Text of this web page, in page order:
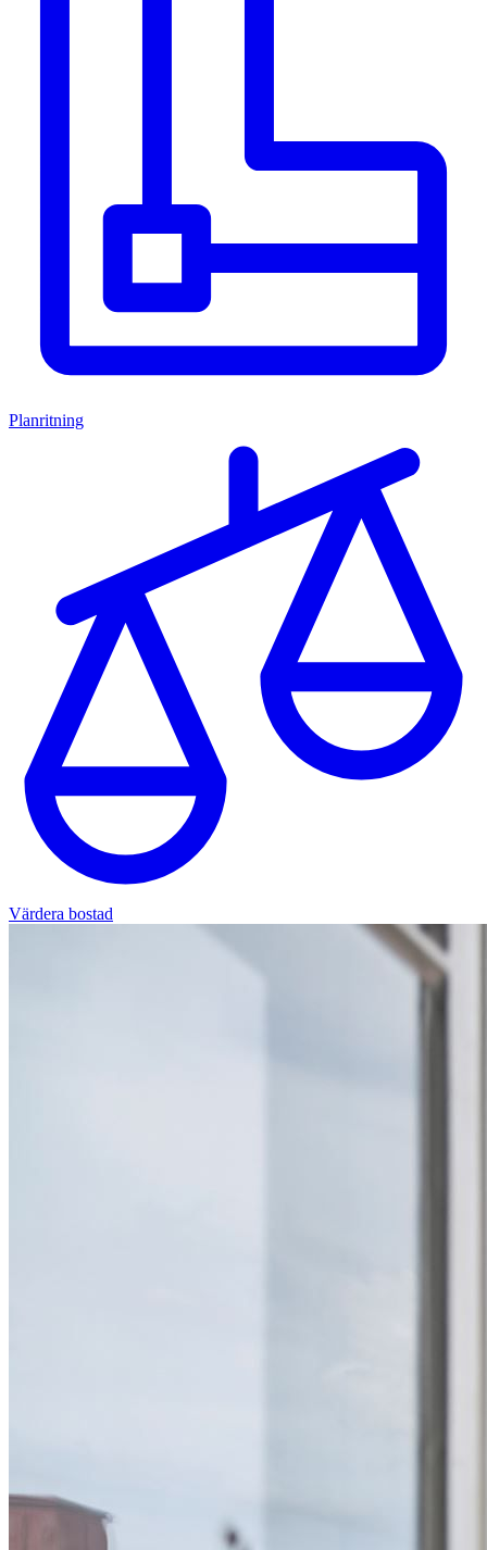
Planritning
Värdera bostad